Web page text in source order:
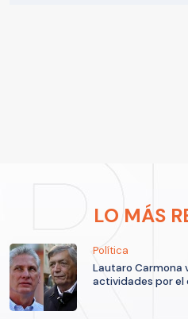
LO MÁS
Política
Lautaro Carmona
actividades por el